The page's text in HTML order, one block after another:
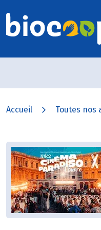
Accueil Toutes nos